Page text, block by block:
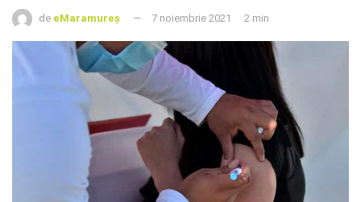
de eMaramureș 7 noiembrie 2021 2 min